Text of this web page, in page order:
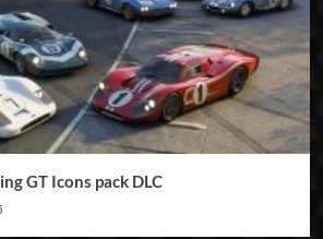
GT Icons pack DLC